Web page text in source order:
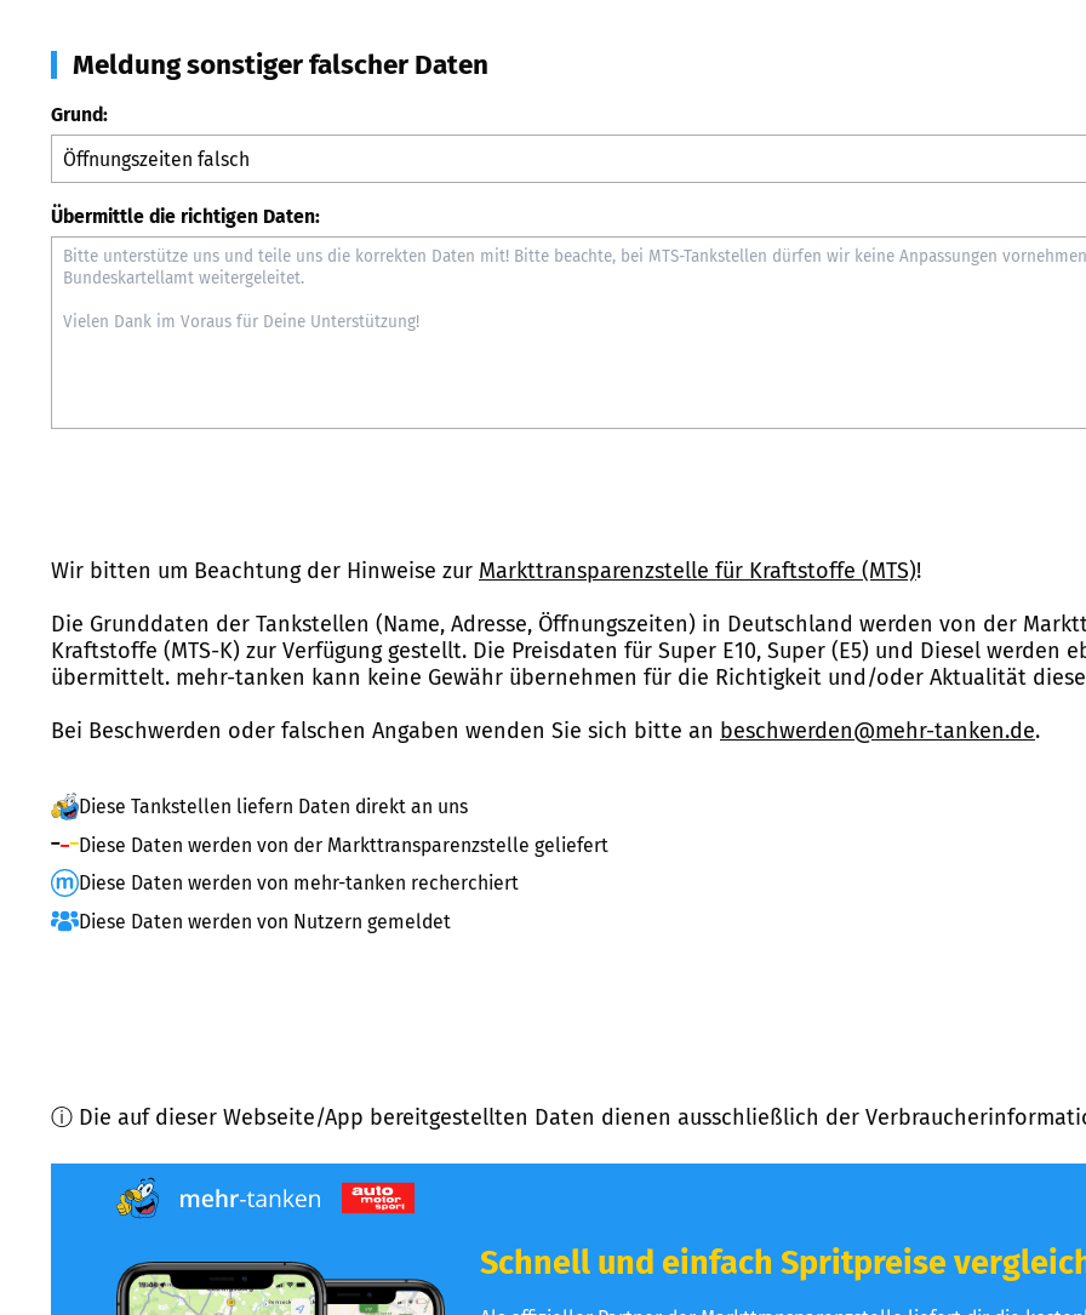
Meldung sonstiger falscher Daten
Grund:
Übermittle die richtigen Daten:
Wir bitten um Beachtung der Hinweise zur Markttransparenzstelle für Kraftstoffe (MTS)!
Die Grunddaten der Tankstellen (Name, Adresse, Öffnungszeiten) in Deutschland werden von der
Kraftstoffe (MTS-K) zur Verfügung gestellt. Die Preisdaten für Super E10, Super (E5) und Diesel werden
übermittelt. mehr-tanken kann keine Gewähr übernehmen für die Richtigkeit und/oder Aktualität
Bei Beschwerden oder falschen Angaben wenden Sie sich bitte an beschwerden@mehr-tanken.de.
Diese Tankstellen liefern Daten direkt an uns
Diese Daten werden von der Markttransparenzstelle geliefert
Diese Daten werden von mehr-tanken recherchiert
Diese Daten werden von Nutzern gemeldet
ⓘ Die auf dieser Webseite/App bereitgestellten Daten dienen ausschließlich der
Schnell und einfach Spritpreise